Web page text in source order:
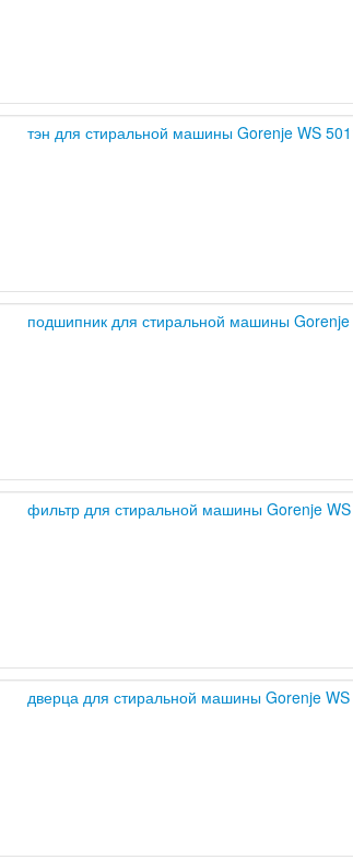
тэн для стиральной машины Gorenje WS
подшипник для стиральной машины
фильтр для стиральной машины Gorenje
дверца для стиральной машины Gorenje